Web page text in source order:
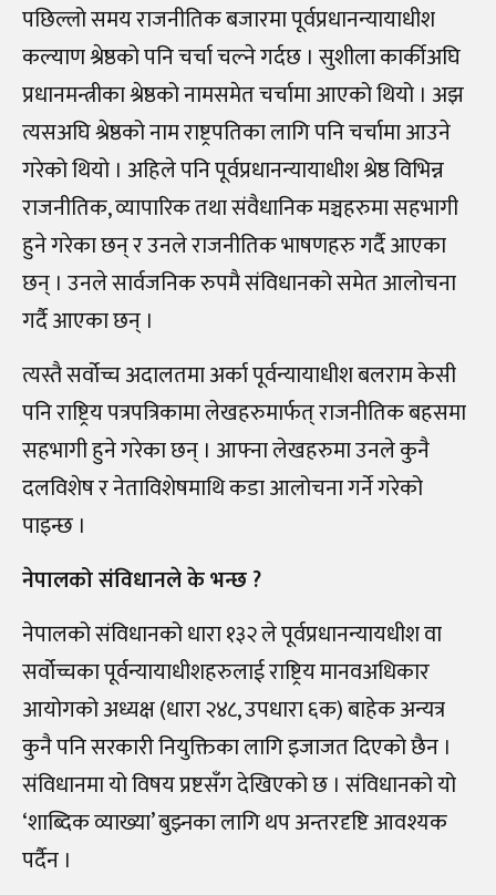
पछिल्लो समय राजनीतिक बजारमा पूर्वप्रधानन्यायाधीश
कल्याण श्रेष्ठको पनि चर्चा चल्ने गर्दछ । सुशीला कार्कीअघि
प्रधानमन्त्रीका श्रेष्ठको नामसमेत चर्चामा आएको थियो । अझ
त्यसअघि श्रेष्ठको नाम राष्ट्रपतिका लागि पनि चर्चामा आउने
गरेको थियो । अहिले पनि पूर्वप्रधानन्यायाधीश श्रेष्ठ विभिन्न
राजनीतिक, व्यापारिक तथा संवैधानिक मञ्चहरुमा सहभागी
हुने गरेका छन् र उनले राजनीतिक भाषणहरु गर्दै आएका
छन् । उनले सार्वजनिक रुपमै संविधानको समेत आलोचना
गर्दै आएका छन् ।
त्यस्तै सर्वोच्च अदालतमा अर्का पूर्वन्यायाधीश बलराम केसी
पनि राष्ट्रिय पत्रपत्रिकामा लेखहरुमार्फत् राजनीतिक बहसमा
सहभागी हुने गरेका छन् । आफ्ना लेखहरुमा उनले कुनै
दलविशेष र नेताविशेषमाथि कडा आलोचना गर्ने गरेको
पाइन्छ ।
नेपालको संविधानले के भन्छ ?
नेपालको संविधानको धारा १३२ ले पूर्वप्रधानन्यायधीश वा
सर्वोच्चका पूर्वन्यायाधीशहरुलाई राष्ट्रिय मानवअधिकार
आयोगको अध्यक्ष (धारा २४८, उपधारा ६क) बाहेक अन्यत्र
कुनै पनि सरकारी नियुक्तिका लागि इजाजत दिएको छैन ।
संविधानमा यो विषय प्रष्टसँग देखिएको छ । संविधानको यो
‘शाब्दिक व्याख्या’ बुझ्नका लागि थप अन्तरदृष्टि आवश्यक
पर्दैन ।